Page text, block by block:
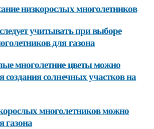
низкорослых многолетников
учитывать при выборе
для газона
многолетние цветы можно
создания солнечных участков на
многолетников можно
газона